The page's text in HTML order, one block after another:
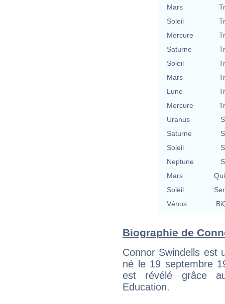
Mars
Soleil
Mercure
Saturne
Soleil
Mars
Lune
Mercure
Uranus
Saturne
Soleil
Neptune
Mars
Soleil
Vénus
Biographie de
Connor Swindells est
né le 19 septembre
est révélé grâce
Education.